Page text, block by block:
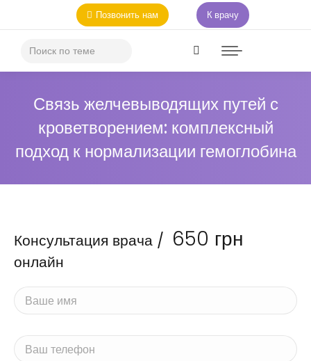
Позвонить нам К врачу
Связь желчевыводящих путей с
кроветворением: комплексный
подход к нормализации гемоглобина
Консультация врача /
онлайн
650 грн